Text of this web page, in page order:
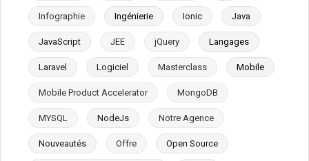
Infographie Ingénierie Ionic Java
JavaScript JEE jQuery Langages
Laravel Logiciel Masterclass Mobile
Mobile Product Accelerator MongoDB
MYSQL NodeJs Notre Agence
Nouveautés Offre Open Source